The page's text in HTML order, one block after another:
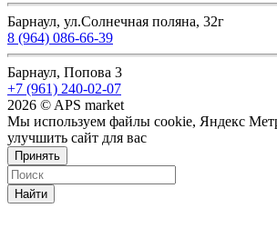
Барнаул, ул.Солнечная поляна, 32г
8 (964) 086-66-39
Барнаул, Попова 3
+7 (961) 240-02-07
2026 © APS market
Мы используем файлы cookie, Яндекс
улучшить сайт для вас
Принять
Найти